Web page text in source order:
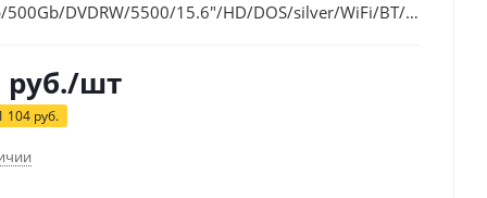
500Gb/DVDRW/5500/15.6"/HD/DOS/silver/WiFi/BT/Cam/
руб./шт
104 руб.